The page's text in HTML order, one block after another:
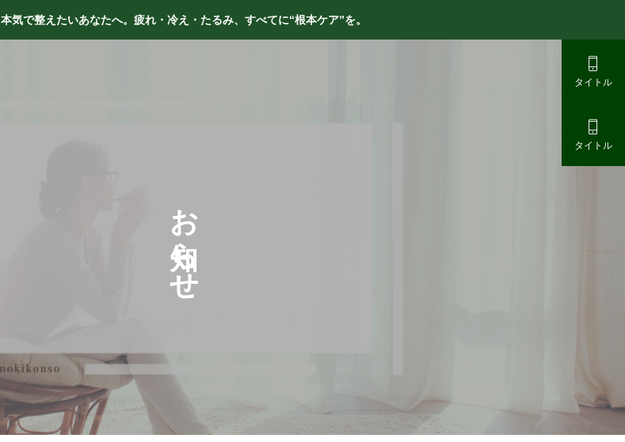
本気で整えたいあなたへ。疲れ・冷え・たるみ、すべてに“根本ケア”を。

タイトル

タイトル
お
ら
せ